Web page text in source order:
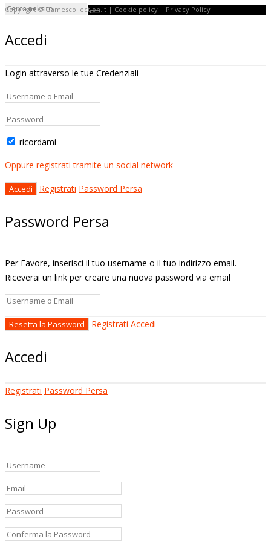
Copyright © Gamescollection.it | Cookie policy | Privacy Policy
Accedi
Login attraverso le tue Credenziali
ricordami
Oppure registrati tramite un social network
Registrati Password Persa
Password Persa
Per Favore, inserisci il tuo username o il tuo indirizzo email.
Riceverai un link per creare una nuova password via email
Registrati Accedi
Accedi
Registrati Password Persa
Sign Up